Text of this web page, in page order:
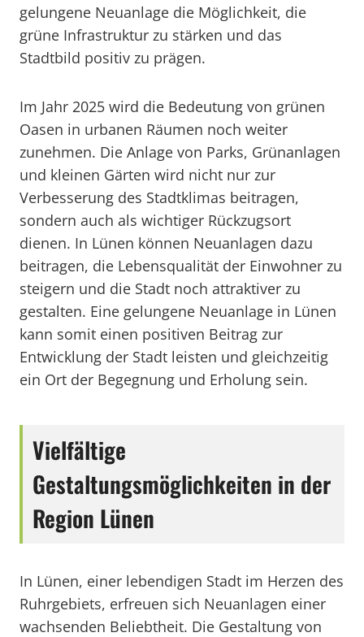
gelungene Neuanlage die Möglichkeit, die
grüne Infrastruktur zu stärken und das
Stadtbild positiv zu prägen.
Im Jahr 2025 wird die Bedeutung von grünen
Oasen in urbanen Räumen noch weiter
zunehmen. Die Anlage von Parks, Grünanlagen
und kleinen Gärten wird nicht nur zur
Verbesserung des Stadtklimas beitragen,
sondern auch als wichtiger Rückzugsort
dienen. In Lünen können Neuanlagen dazu
beitragen, die Lebensqualität der Einwohner zu
steigern und die Stadt noch attraktiver zu
gestalten. Eine gelungene Neuanlage in Lünen
kann somit einen positiven Beitrag zur
Entwicklung der Stadt leisten und gleichzeitig
ein Ort der Begegnung und Erholung sein.
Vielfältige
Gestaltungsmöglichkeiten in der
Region Lünen
In Lünen, einer lebendigen Stadt im Herzen des
Ruhrgebiets, erfreuen sich Neuanlagen einer
wachsenden Beliebtheit. Die Gestaltung von